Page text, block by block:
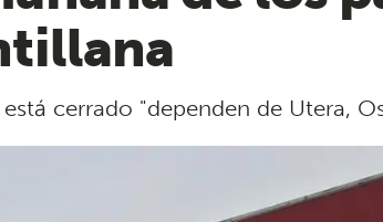
cerrado "dependen de Utera,